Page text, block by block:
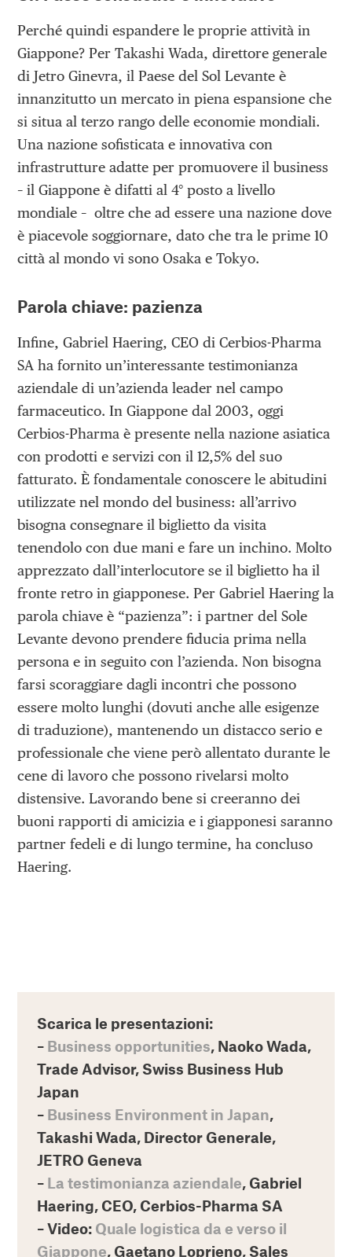
Perché quindi espandere le proprie attività in
Giappone? Per Takashi Wada, direttore generale
di Jetro Ginevra, il Paese del Sol Levante è
innanzitutto un mercato in piena espansione che
si situa al terzo rango delle economie mondiali.
Una nazione sofisticata e innovativa con
infrastrutture adatte per promuovere il business
– il Giappone è difatti al 4° posto a livello
mondiale – oltre che ad essere una nazione dove
è piacevole soggiornare, dato che tra le prime 10
città al mondo vi sono Osaka e Tokyo.
Parola chiave: pazienza
Infine, Gabriel Haering, CEO di Cerbios-Pharma
SA ha fornito un’interessante testimonianza
aziendale di un’azienda leader nel campo
farmaceutico. In Giappone dal 2003, oggi
Cerbios-Pharma è presente nella nazione asiatica
con prodotti e servizi con il 12,5% del suo
fatturato. È fondamentale conoscere le abitudini
utilizzate nel mondo del business: all’arrivo
bisogna consegnare il biglietto da visita
tenendolo con due mani e fare un inchino. Molto
apprezzato dall’interlocutore se il biglietto ha il
fronte retro in giapponese. Per Gabriel Haering la
parola chiave è “pazienza”: i partner del Sole
Levante devono prendere fiducia prima nella
persona e in seguito con l’azienda. Non bisogna
farsi scoraggiare dagli incontri che possono
essere molto lunghi (dovuti anche alle esigenze
di traduzione), mantenendo un distacco serio e
professionale che viene però allentato durante le
cene di lavoro che possono rivelarsi molto
distensive. Lavorando bene si creeranno dei
buoni rapporti di amicizia e i giapponesi saranno
partner fedeli e di lungo termine, ha concluso
Haering.
Scarica le presentazioni:
– Business opportunities, Naoko Wada,
Trade Advisor, Swiss Business Hub
Japan
– Business Environment in Japan,
Takashi Wada, Director Generale,
JETRO Geneva
– La testimonianza aziendale, Gabriel
Haering, CEO, Cerbios-Pharma SA
– Video: Quale logistica da e verso il
Giappone, Gaetano Loprieno, Sales